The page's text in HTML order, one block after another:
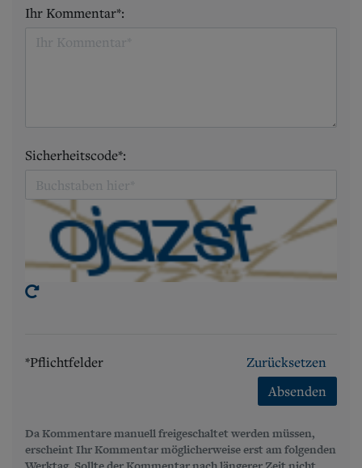
Ihr Kommentar*:
Sicherheitscode*:
*Pflichtfelder
Zurücksetzen
Absenden
Da Kommentare manuell freigeschaltet werden müssen,
erscheint Ihr Kommentar möglicherweise erst am folgenden